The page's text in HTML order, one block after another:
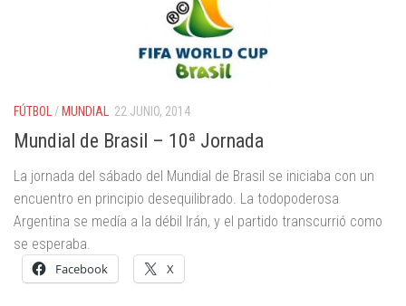
FÚTBOL / MUNDIAL 22 JUNIO, 2014
Mundial de Brasil – 10ª Jornada
La jornada del sábado del Mundial de Brasil se iniciaba con un
encuentro en principio desequilibrado. La todopoderosa
Argentina se medía a la débil Irán, y el partido transcurrió como
se esperaba.
Facebook X